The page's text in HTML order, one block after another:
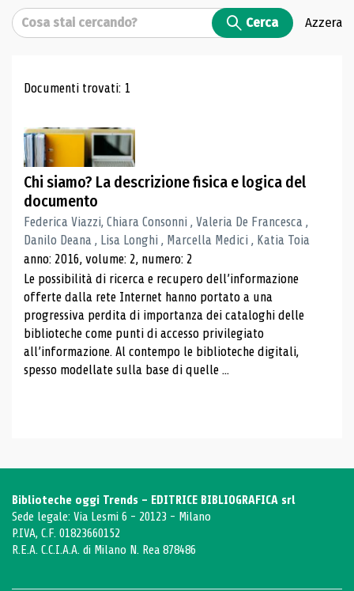
Cerca Cerca Azzera
Risultati di ricerca
Documenti trovati: 1
Chi siamo? La descrizione fisica e logica del
documento
Federica Viazzi, Chiara Consonni , Valeria De Francesca ,
Danilo Deana , Lisa Longhi , Marcella Medici , Katia Toia
anno: 2016, volume: 2, numero: 2
Le possibilità di ricerca e recupero dell’informazione
offerte dalla rete Internet hanno portato a una
progressiva perdita di importanza dei cataloghi delle
biblioteche come punti di accesso privilegiato
all’informazione. Al contempo le biblioteche digitali,
spesso modellate sulla base di quelle ...
Biblioteche oggi Trends - EDITRICE BIBLIOGRAFICA srl
Sede legale: Via Lesmi 6 - 20123 - Milano
P.IVA, C.F. 01823660152
R.E.A. C.C.I.A.A. di Milano N. Rea 878486